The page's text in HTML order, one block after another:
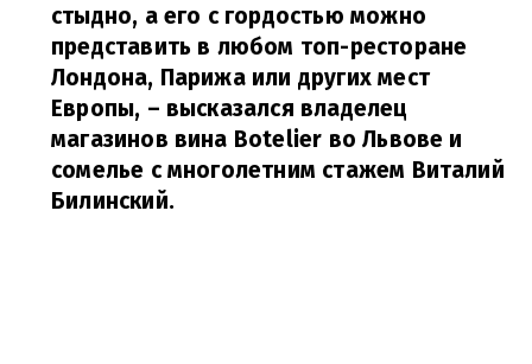
стыдно, а его с гордостью можно
представить в любом топ-ресторане
Лондона, Парижа или других мест
Европы, – высказался владелец
магазинов вина Botelier во Львове и
сомелье с многолетним стажем Виталий
Билинский.